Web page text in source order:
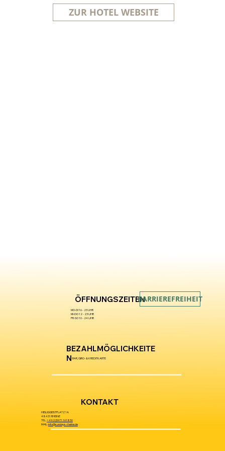
ZUR HOTEL WEBSITE
ÖFFNUNGSZEITEN
MO-DI 16 - 23 UHR
MI-DO 12 - 23 UHR
FR-SO 10 - 24 UHR
BEZAHLMÖGLICHKEITE
N BAR, GIRO- & KREDITKARTE
HEILIGGEISTPLATZ 1A
48431 RHEINE
TEL:+49 (0)5971.161850
MAIL:info@sundays-rheine.de
KONTAKT
BARRIEREFREIHEIT